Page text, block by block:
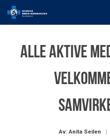
ALLE AKTIVE
Av: Anita Seilen